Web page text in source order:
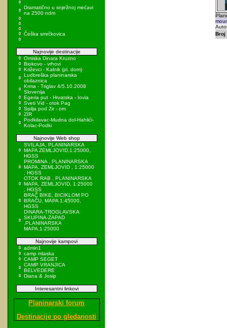
Dramatično u snježnoj mećavi
na 2500 ndm
Češka smrčkovica
Najnovije destinacije
Omiska Dinara Kruzno
Biokovo - vrhovi
Križevci - Kalnik (pl. dom)
Ludbreška planinarska
obilaznica
Krma - Triglav 4/5.10.2008
Slovenija
Egeria put - Hrvatska - Iovia
Sveti Vid - otok Pag
Spilja pod Zir - om
ZIR
Podkilavac-Mudna dol-Hahlići-
Kolac-Podki
Najnovije Web shop
SVILAJA, PLANINARSKA
MAPA ZEMLJOVID,1:25000,
HGSS
PROMINA , PLANINARSKA
MAPA, ZEMLJOVID , 1:25000
, HGSS
OTOK RAB , PLANINARSKA
MAPA, ZEMLJOVID, 1:25000
, HGSS
BRAČ BIKE, BICIKLOM PO
BRAČU, MAPA 1:45000,
HGSS
DINARA-TROGLAVSKA
SKUPINA-ZAPAD
,PLANINARSKA
MAPA,1:25000
Najnovije kampovi
admin1
camp mlaska
CAMP SEGET
CAMP VRANJICA
BELVEDERE
Diana & Josip
Interesantni linkovi
Planinarski forum
Destinacije po gledanosti
Broj